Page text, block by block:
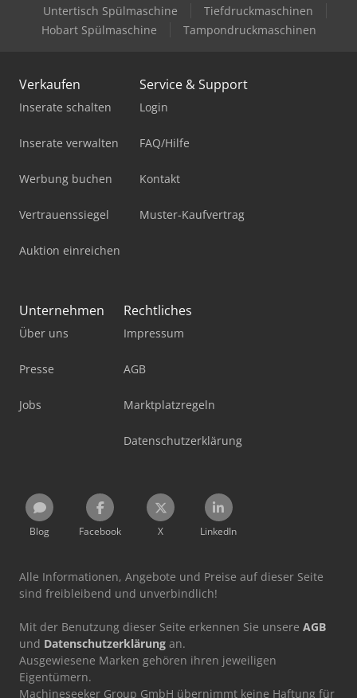
Untertisch Spülmaschine
Tiefdruckmaschinen
Hobart Spülmaschine
Tampondruckmaschinen
Verkaufen
Inserate schalten
Inserate verwalten
Werbung buchen
Vertrauenssiegel
Auktion einreichen
Service & Support
Login
FAQ/Hilfe
Kontakt
Muster-Kaufvertrag
Unternehmen
Über uns
Presse
Jobs
Rechtliches
Impressum
AGB
Marktplatzregeln
Datenschutzerklärung
Blog Facebook X LinkedIn
Alle Informationen, Angebote und Preise auf dieser Seite
sind freibleibend und unverbindlich!
Mit der Benutzung dieser Seite erkennen Sie unsere AGB
und Datenschutzerklärung an.
Ausgewiesene Marken gehören ihren jeweiligen
Eigentümern.
Machineseeker Group GmbH übernimmt keine Haftung für